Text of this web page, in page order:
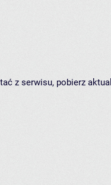
z serwisu, pobierz